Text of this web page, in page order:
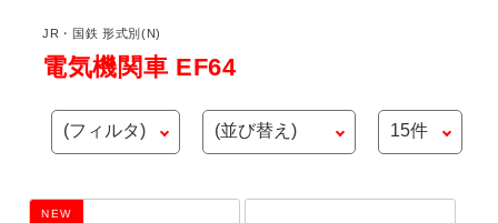
JR・国鉄 形式別(N)
電気機関車 EF64
NEW